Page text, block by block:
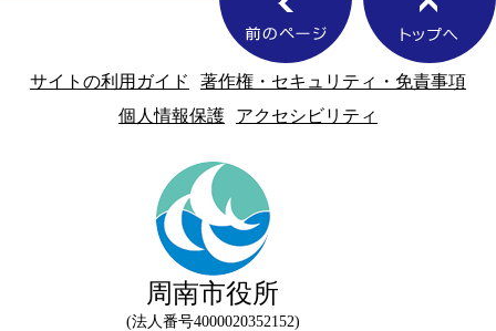
サイトの利用ガイド
著作権・セキュリティ・免責事項
個人情報保護
アクセシビリティ
周南市役所
法人番号4000020352152